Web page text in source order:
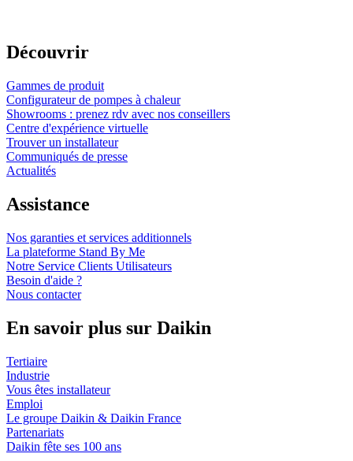
Découvrir
Gammes de produit
Configurateur de pompes à chaleur
Showrooms : prenez rdv avec nos conseillers
Centre d'expérience virtuelle
Trouver un installateur
Communiqués de presse
Actualités
Assistance
Nos garanties et services additionnels
La plateforme Stand By Me
Notre Service Clients Utilisateurs
Besoin d'aide ?
Nous contacter
En savoir plus sur Daikin
Tertiaire
Industrie
Vous êtes installateur
Emploi
Le groupe Daikin & Daikin France
Partenariats
Daikin fête ses 100 ans